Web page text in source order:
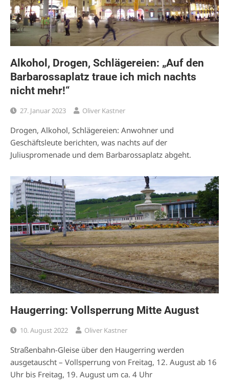
Alkohol, Drogen, Schlägereien: „Auf den
Barbarossaplatz traue ich mich nachts
nicht mehr!“
27. Januar 2023 Oliver Kastner
Drogen, Alkohol, Schlägereien: Anwohner und
Geschäftsleute berichten, was nachts auf der
Juliuspromenade und dem Barbarossaplatz abgeht.
Haugerring: Vollsperrung Mitte August
10. August 2022 Oliver Kastner
Straßenbahn-Gleise über den Haugerring werden
ausgetauscht – Vollsperrung von Freitag, 12. August ab 16
Uhr bis Freitag, 19. August um ca. 4 Uhr